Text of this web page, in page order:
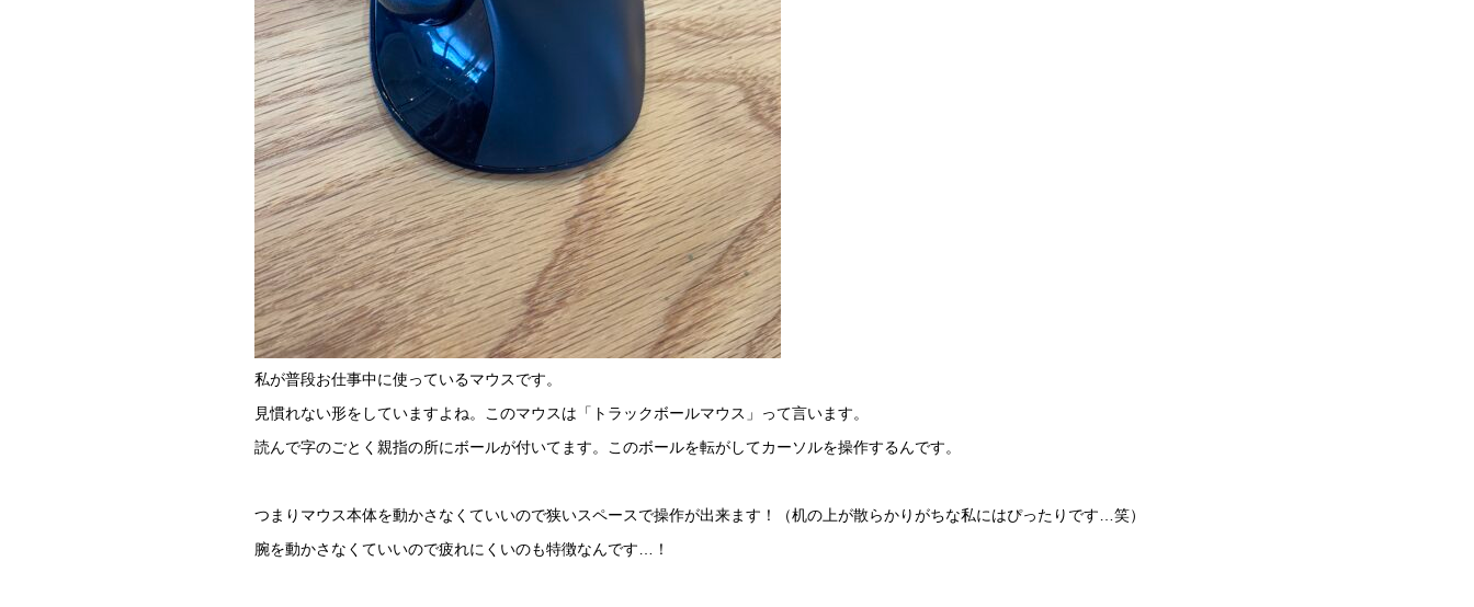
私が普段お仕事中に使っているマウスです。
見慣れない形をしていますよね。このマウスは「トラックボールマウス」って言います。
読んで字のごとく親指の所にボールが付いてます。このボールを転がしてカーソルを操作するんです。
つまりマウス本体を動かさなくていいので狭いスペースで操作が出来ます！（机の上が散らかりがちな私にはぴったりです…笑）
腕を動かさなくていいので疲れにくいのも特徴なんです…！